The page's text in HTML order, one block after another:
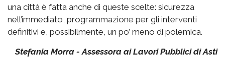
una città è fatta anche di queste scelte: sicurezza
nell’immediato, programmazione per gli interventi
definitivi e, possibilmente, un po’ meno di polemica.
Stefania Morra - Assessora ai Lavori Pubblici di Asti